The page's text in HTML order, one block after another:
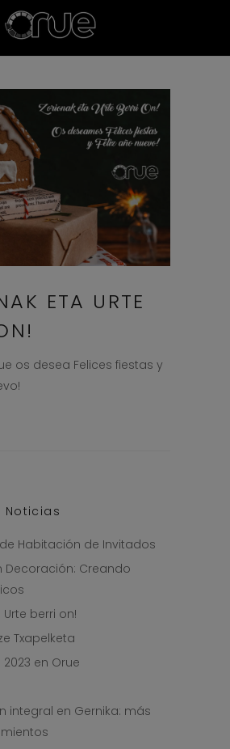
ETA URTE
os desea Felices fiestas y
Noticias
Habitación de Invitados
Decoración: Creando
berri on!
Txapelketa
en Orue
integral en Gernika: más